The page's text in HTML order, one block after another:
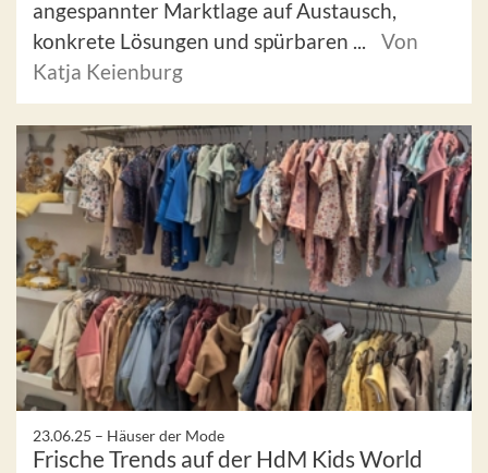
angespannter Marktlage auf Austausch,
konkrete Lösungen und spürbaren ...
Von
Katja Keienburg
23.06.25 – Häuser der Mode
Frische Trends auf der HdM Kids World